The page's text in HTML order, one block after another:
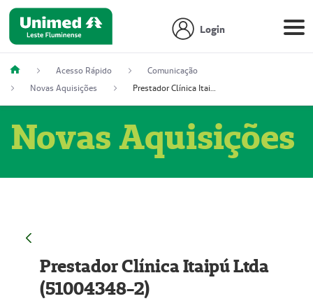
Login
Acesso Rápido
Comunicação
Novas Aquisições
Prestador Clínica Itaipú Ltda (51004348-2)
Novas Aquisições
Prestador Clínica Itaipú Ltda
(51004348-2)